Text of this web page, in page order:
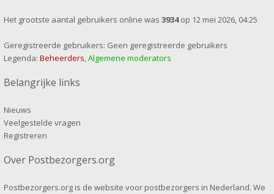
Het grootste aantal gebruikers online was 3934op 12 mei 2026, 04:25
Geregistreerde gebruikers: Geen geregistreerde gebruikers
Legenda: Beheerders,Algemene moderators
Belangrijke links
Nieuws
Veelgestelde vragen
Registreren
Over Postbezorgers.org
Postbezorgers.org is de website voor postbezorgers in Nederland. We